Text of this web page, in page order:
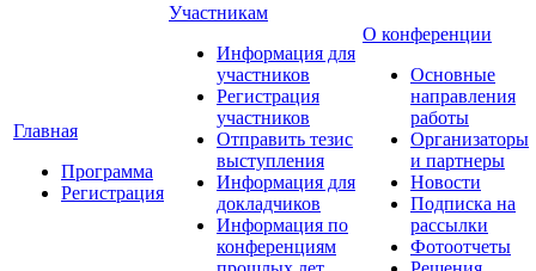
Главная
Программа
Регистрация
Участникам
Информация для
участников
Регистрация
участников
Отправить тезис
выступления
Информация для
докладчиков
Информация по
конференциям
О конференции
Основные
направления
работы
Организаторы
и партнеры
Новости
Подписка на
рассылки
Фотоотчеты